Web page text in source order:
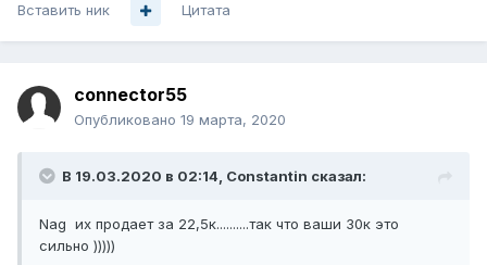
Вставить ник Цитата
connector55
Опубликовано 19 марта, 2020
В 19.03.2020 в 02:14, Constantin сказал:
Nag их продает за 22,5к..........так что ваши 30к это
сильно )))))